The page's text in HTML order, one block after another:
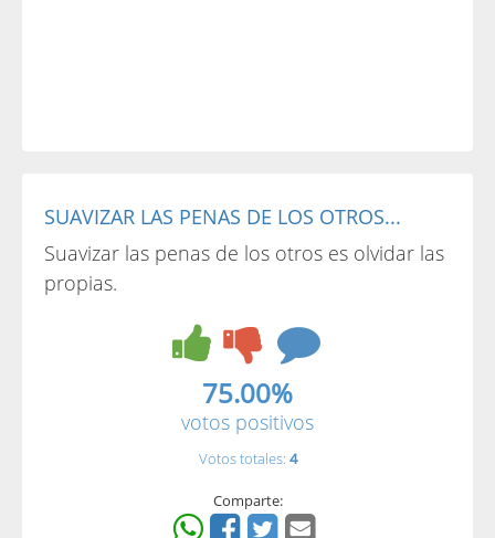
SUAVIZAR LAS PENAS DE LOS OTROS...
Suavizar las penas de los otros es olvidar las
propias.
75.00%
votos positivos
Votos totales: 4
Comparte: